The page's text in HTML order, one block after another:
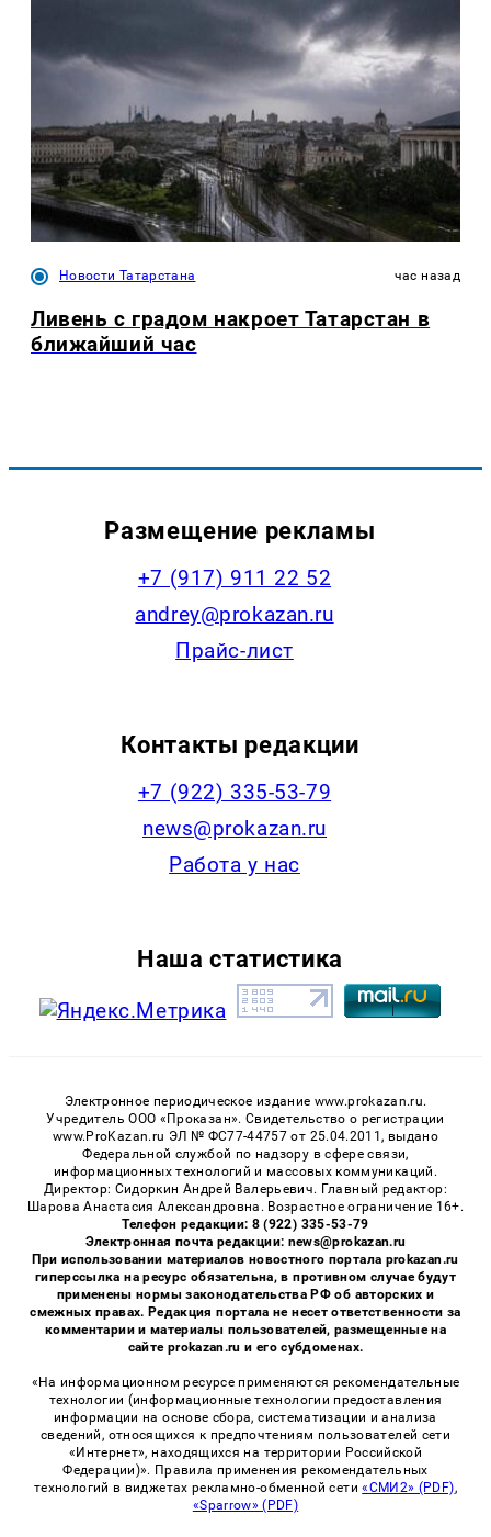
Новости Татарстана час назад
Ливень с градом накроет Татарстан в
ближайший час
Размещение рекламы
+7 (917) 911 22 52
andrey@prokazan.ru
Прайс-лист
Контакты редакции
+7 (922) 335-53-79
news@prokazan.ru
Работа у нас
Наша статистика
Электронное периодическое издание www.prokazan.ru.
Учредитель ООО «Проказан». Cвидетельство о регистрации
www.ProKazan.ru ЭЛ № ФС77-44757 от 25.04.2011, выдано
Федеральной службой по надзору в сфере связи,
информационных технологий и массовых коммуникаций.
Директор: Сидоркин Андрей Валерьевич. Главный редактор:
Шарова Анастасия Александровна. Возрастное ограничение 16+.
Телефон редакции: 8 (922) 335-53-79
Электронная почта редакции: news@prokazan.ru
При использовании материалов новостного портала prokazan.ru
гиперссылка на ресурс обязательна, в противном случае будут
применены нормы законодательства РФ об авторских и
смежных правах. Редакция портала не несет ответственности за
комментарии и материалы пользователей, размещенные на
сайте prokazan.ru и его субдоменах.
«На информационном ресурсе применяются рекомендательные
технологии (информационные технологии предоставления
информации на основе сбора, систематизации и анализа
сведений, относящихся к предпочтениям пользователей сети
«Интернет», находящихся на территории Российской
Федерации)». Правила применения рекомендательных
технологий в виджетах рекламно-обменной сети«СМИ2» (PDF),
«Sparrow» (PDF)